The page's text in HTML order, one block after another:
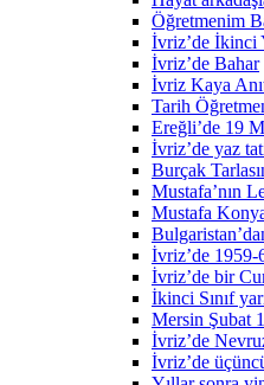
Öğretmenim
İvriz’de İkinci
İvriz’de Bahar
İvriz Kaya
Tarih
Ereğli’de 19
İvriz’de yaz
Burçak
Mustafa’nın
Mustafa
İvriz’de 1959-
İvriz’de bir
İkinci Sınıf
Mersin Şubat
İvriz’de
İvriz’de